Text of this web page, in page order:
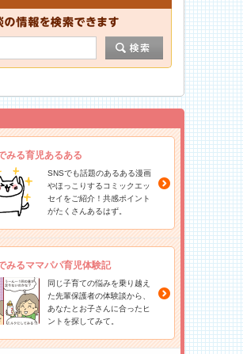
みる育児あるある
SNSでも話題のあるある漫画
やほっこりするコミックエッ
セイをご紹介！共感ポイント
がたくさんあるはず。
みるママパパ育児体験記
同じ子育ての悩みを乗り越え
た先輩保護者の体験談から、
あなたとお子さんに合ったヒ
ントを探してみて。